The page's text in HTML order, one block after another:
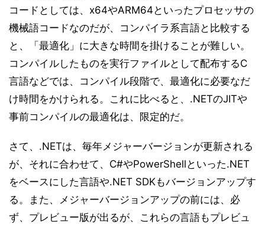
コードとしては、x64やARM64といったプロセッサの
機械語コードなのだが、コンパイラ系言語と比較する
と、「最適化」に大きな時間を掛けることが難しい。
コンパイルしたものを実行ファイルとして配布するC
言語などでは、コンパイル段階で、最適化に必要なだ
け時間をかけられる。これに比べると、.NETのJITや
事前コンパイルの最適化は、限定的だ。
さて、.NETは、毎年メジャーバージョンが更新される
が、それに合わせて、C#やPowerShellといった.NET
をベースにした言語や.NET SDKもバージョンアップす
る。また、メジャーバージョンアップの前には、必
ず、プレビュー版が出るが、これらの言語もプレビュ